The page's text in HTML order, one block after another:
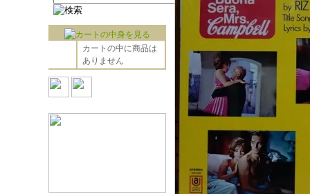
カートの中に商品は
ありません